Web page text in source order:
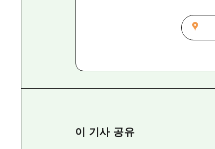
이 기사 공유